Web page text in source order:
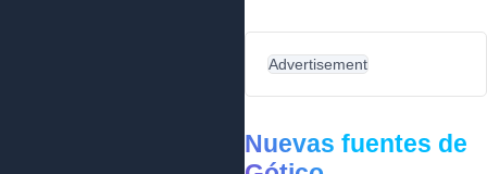
Advertisement
Nuevas fuentes de